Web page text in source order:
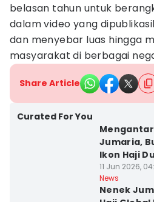
belasan tahun untuk
dalam video yang
dan menyebar luas hingga
masyarakat di berbagai
Share Article
Curated For You
Jumaria,
Ikon Haji
11 Jun 2026,
News
Nenek